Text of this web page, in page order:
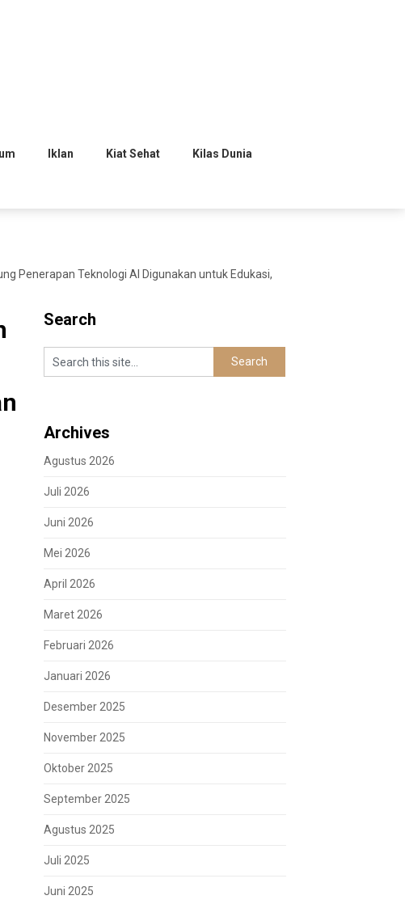
Iklan Kiat Sehat Kilas Dunia
Penerapan Teknologi AI Digunakan untuk Edukasi,
Search
Archives
Agustus 2026
Juli 2026
Juni 2026
Mei 2026
April 2026
Maret 2026
Februari 2026
Januari 2026
Desember 2025
November 2025
Oktober 2025
September 2025
Agustus 2025
Juli 2025
Juni 2025